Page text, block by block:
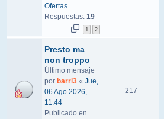
Ofertas
Respuestas: 19
1 2
Presto ma
non troppo
Último mensaje
por barri3 « Jue,
06 Ago 2026,
11:44
Publicado en
217